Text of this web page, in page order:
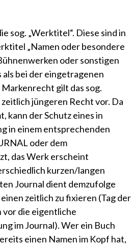
sog. „Werktitel“. Diese sind in
„Namen oder besondere
oder sonstigen
bei der eingetragenen
gilt das sog.
jüngeren Recht vor. Da
kann der Schutz eines in
in einem entsprechenden
oder dem
das Werk erscheint
kurzen/langen
Journal dient demzufolge
zeitlich zu fixieren (Tag der
vor die eigentliche
im Journal). Wer ein Buch
einen Namen im Kopf hat,